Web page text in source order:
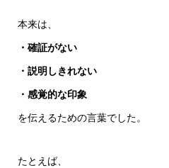
本来は、
・確証がない
・説明しきれない
・感覚的な印象
を伝えるための言葉でした。
たとえば、